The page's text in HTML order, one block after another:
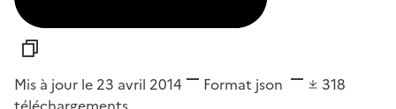
Mis à jour le 23 avril 2014 Format json
318